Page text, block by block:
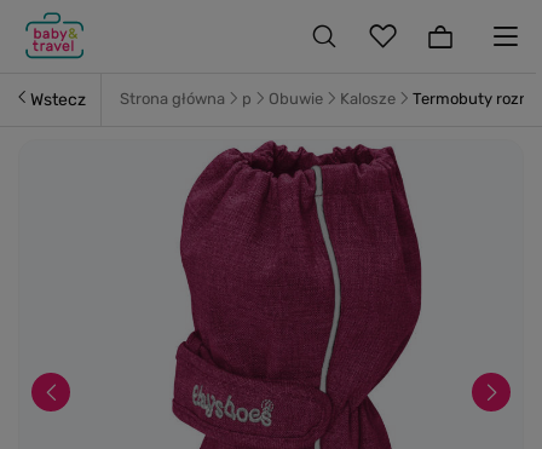
Wstecz Strona główna p Obuwie Kalosze Termobuty rozm.